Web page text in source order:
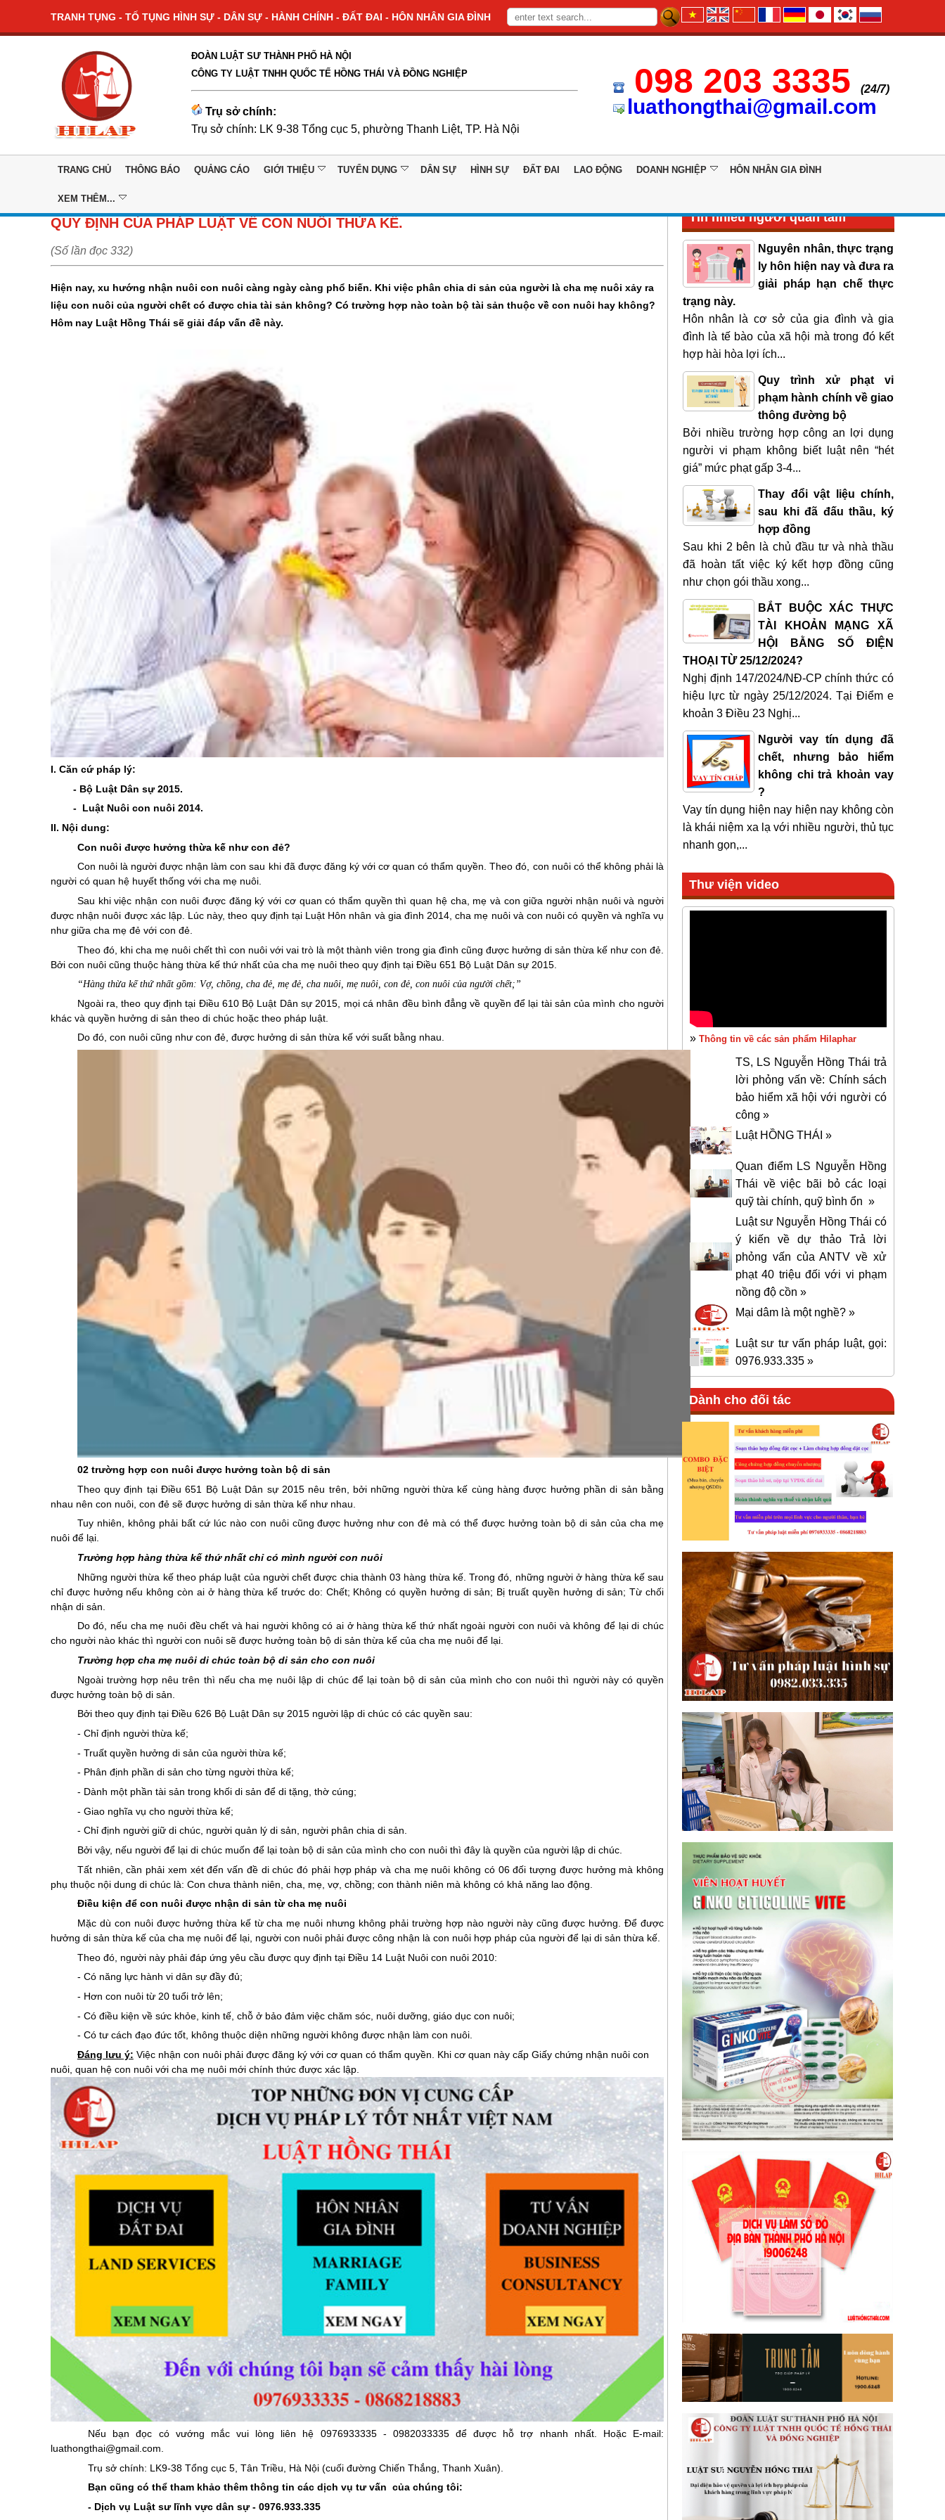
TRANH TỤNG - TỐ TỤNG HÌNH SỰ - DÂN SỰ - HÀNH CHÍNH - ĐẤT ĐAI - HÔN NHÂN GIA ĐÌNH
ĐOÀN LUẬT SƯ THÀNH PHỐ HÀ NỘI
CÔNG TY LUẬT TNHH QUỐC TẾ HỒNG THÁI VÀ ĐỒNG NGHIỆP
Trụ sở chính:
Trụ sở chính: LK 9-38 Tổng cục 5, phường Thanh Liệt, TP. Hà Nội
098 203 3335 (24/7)
luathongthai@gmail.com
TRANG CHỦ THÔNG BÁO QUẢNG CÁO GIỚI THIỆU TUYỂN DỤNG DÂN SỰ HÌNH SỰ ĐẤT ĐAI LAO ĐỘNG DOANH NGHIỆP HÔN NHÂN GIA ĐÌNH
XEM THÊM...
QUY ĐỊNH CỦA PHÁP LUẬT VỀ CON NUÔI THỪA KẾ.
(Số lần đọc 332)
Hiện nay, xu hướng nhận nuôi con nuôi càng ngày càng phổ biến. Khi việc phân chia di sản của người là cha mẹ nuôi xảy ra
liệu con nuôi của người chết có được chia tài sản không? Có trường hợp nào toàn bộ tài sản thuộc về con nuôi hay không?
Hôm nay Luật Hồng Thái sẽ giải đáp vấn đề này.
I. Căn cứ pháp lý:
- Bộ Luật Dân sự 2015.
- Luật Nuôi con nuôi 2014.
II. Nội dung:
Con nuôi được hưởng thừa kế như con đẻ?
Con nuôi là người được nhận làm con sau khi đã được đăng ký với cơ quan có thẩm quyền. Theo đó, con nuôi có thể không phải là
người có quan hệ huyết thống với cha mẹ nuôi.
Sau khi việc nhận con nuôi được đăng ký với cơ quan có thẩm quyền thì quan hệ cha, mẹ và con giữa người nhận nuôi và người
được nhận nuôi được xác lập. Lúc này, theo quy định tại Luật Hôn nhân và gia đình 2014,cha mẹ nuôi và con nuôi có quyền và nghĩa vụ
như giữa cha mẹ đẻ với con đẻ.
Theo đó, khi cha mẹ nuôi chết thì con nuôi với vai trò là một thành viên trong gia đình cũng được hưởng di sản thừa kế như con đẻ.
Bởi con nuôi cũng thuộc hàng thừa kế thứ nhất của cha mẹ nuôi theo quy định tại Điều 651 Bộ Luật Dân sự 2015.
“Hàng thừa kế thứ nhất gồm: Vợ, chồng, cha đẻ, mẹ đẻ, cha nuôi, mẹ nuôi, con đẻ, con nuôi của người chết;”
Ngoài ra, theo quy định tại Điều 610 Bộ Luật Dân sự 2015 , mọi cá nhân đều bình đẳng về quyền để lại tài sản của mình cho người
khác và quyền hưởng di sản theo di chúc hoặc theo pháp luật.
Do đó, con nuôi cũng như con đẻ, được hưởng di sản thừa kế với suất bằng nhau.
02 trường hợp con nuôi được hưởng toàn bộ di sản
Theo quy định tạiĐiều 651 Bộ Luật Dân sự 2015 nêu trên, bởi những người thừa kế cùng hàng được hưởng phần di sản bằng
nhau nên con nuôi, con đẻ sẽ được hưởng di sản thừa kế như nhau.
Tuy nhiên, không phải bất cứ lúc nào con nuôi cũng được hưởng như con đẻ mà có thể được hưởng toàn bộ di sản của cha mẹ
nuôi để lại.
Trường hợp hàng thừa kế thứ nhất chỉ có mình người con nuôi
Những người thừa kế theo pháp luật của người chết được chia thành 03 hàng thừa kế. Trong đó, những người ở hàng thừa kế sau
chỉ được hưởng nếu không còn ai ở hàng thừa kế trước do: Chết; Không có quyền hưởng di sản; Bị truất quyền hưởng di sản; Từ chối
nhận di sản.
Do đó, nếu cha mẹ nuôi đều chết và hai người không có ai ở hàng thừa kế thứ nhất ngoài người con nuôi và không để lại di chúc
cho người nào khác thì người con nuôi sẽ được hưởng toàn bộ di sản thừa kế của cha mẹ nuôi để lại.
Trường hợp cha mẹ nuôi di chúc toàn bộ di sản cho con nuôi
Ngoài trường hợp nêu trên thì nếu cha mẹ nuôi lập di chúc để lại toàn bộ di sản của mình cho con nuôi thì người này có quyền
được hưởng toàn bộ di sản.
Bởi theo quy định tại Điều 626 Bộ Luật Dân sự 2015người lập di chúc có các quyền sau:
- Chỉ định người thừa kế;
- Truất quyền hưởng di sản của người thừa kế;
- Phân định phần di sản cho từng người thừa kế;
- Dành một phần tài sản trong khối di sản để di tặng, thờ cúng;
- Giao nghĩa vụ cho người thừa kế;
- Chỉ định người giữ di chúc, người quản lý di sản, người phân chia di sản.
Bởi vậy, nếu người để lại di chúc muốn để lại toàn bộ di sản của mình cho con nuôi thì đây là quyền của người lập di chúc.
Tất nhiên, cần phải xem xét đến vấn đề di chúc đó phải hợp pháp và cha mẹ nuôi không có 06 đối tượng được hưởng mà không
phụ thuộc nội dung di chúc là: Con chưa thành niên, cha, mẹ, vợ, chồng; con thành niên mà không có khả năng lao động.
Điều kiện để con nuôi được nhận di sản từ cha mẹ nuôi
Mặc dù con nuôi được hưởng thừa kế từ cha mẹ nuôi nhưng không phải trường hợp nào người này cũng được hưởng. Để được
hưởng di sản thừa kế của cha mẹ nuôi để lại, người con nuôi phải được công nhận là con nuôi hợp pháp của người để lại di sản thừa kế.
Theo đó, người này phải đáp ứng yêu cầu được quy định tạiĐiều 14 Luật Nuôi con nuôi 2010:
- Có năng lực hành vi dân sự đầy đủ;
- Hơn con nuôi từ 20 tuổi trở lên;
- Có điều kiện về sức khỏe, kinh tế, chỗ ở bảo đảm việc chăm sóc, nuôi dưỡng, giáo dục con nuôi;
- Có tư cách đạo đức tốt, không thuộc diện những người không được nhận làm con nuôi.
Đáng lưu ý: Việc nhận con nuôi phải được đăng ký với cơ quan có thẩm quyền. Khi cơ quan này cấp Giấy chứng nhận nuôi con
nuôi, quan hệ con nuôi với cha mẹ nuôi mới chính thức được xác lập.
Nếu bạn đọc có vướng mắc vui lòng liên hệ 0976933335 - 0982033335 để được hỗ trợ nhanh nhất. Hoặc E-mail:
luathongthai@gmail.com.
Trụ sở chính: LK9-38 Tổng cục 5, Tân Triều, Hà Nội (cuối đường Chiến Thắng, Thanh Xuân).
Bạn cũng có thể tham khảo thêm thông tin các dịch vụ tư vấn của chúng tôi:
- Dịch vụ Luật sư lĩnh vực dân sự - 0976.933.335
Tin nhiều người quan tâm
Nguyên nhân, thực trạng
ly hôn hiện nay và đưa ra
giải pháp hạn chế thực
trạng này.
Hôn nhân là cơ sở của gia đình và gia
đình là tế bào của xã hội mà trong đó kết
hợp hài hòa lợi ích...
Quy trình xử phạt vi
phạm hành chính về giao
thông đường bộ
Bởi nhiều trường hợp công an lợi dụng
người vi phạm không biết luật nên “hét
giá” mức phạt gấp 3-4...
Thay đổi vật liệu chính,
sau khi đã đấu thầu, ký
hợp đồng
Sau khi 2 bên là chủ đầu tư và nhà thầu
đã hoàn tất việc ký kết hợp đồng cũng
như chọn gói thầu xong...
BẮT BUỘC XÁC THỰC
TÀI KHOẢN MẠNG XÃ
HỘI BẰNG SỐ ĐIỆN
THOẠI TỪ 25/12/2024?
Nghị định 147/2024/NĐ-CP chính thức có
hiệu lực từ ngày 25/12/2024. Tại Điểm e
khoản 3 Điều 23 Nghị...
Người vay tín dụng đã
chết, nhưng bảo hiểm
không chi trả khoản vay
?
Vay tín dụng hiện nay hiện nay không còn
là khái niệm xa lạ với nhiều người, thủ tục
nhanh gọn,...
Thư viện video
» Thông tin về các sản phẩm Hilaphar
TS, LS Nguyễn Hồng Thái trả
lời phỏng vấn về: Chính sách
bảo hiểm xã hội với người có
công »
Luật HỒNG THÁI »
Quan điểm LS Nguyễn Hồng
Thái về việc bãi bỏ các loại
quỹ tài chính, quỹ bình ổn »
Luật sư Nguyễn Hồng Thái có
ý kiến về dự thảo Trả lời
phỏng vấn của ANTV về xử
phạt 40 triệu đối với vi phạm
nồng độ cồn »
Mại dâm là một nghề? »
Luật sư tư vấn pháp luật, gọi:
0976.933.335 »
Dành cho đối tác